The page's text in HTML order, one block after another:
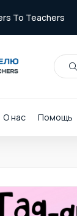
To Teachers
О нас Помощь